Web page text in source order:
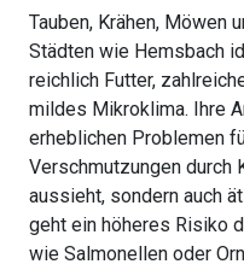
Tauben, Krähen, Möwen
Städten wie Hemsbach
reichlich Futter,
mildes Mikroklima. Ihre
erheblichen Problemen
Verschmutzungen durch
aussieht, sondern auch
geht ein höheres Risiko
wie Salmonellen oder